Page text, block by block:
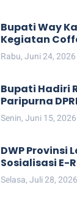
Bupati Way
Kegiatan
Rabu, Juni 24, 2026
Bupati Hadiri
Paripurna
Senin, Juni 15, 2026
DWP Provinsi
Sosialisasi E-
Selasa, Juli 28, 2026